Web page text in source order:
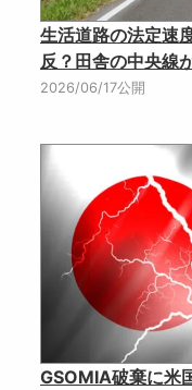
生活道路の法定速
反？田舎の中央線
2026/06/17公開
GSOMIA破棄に米